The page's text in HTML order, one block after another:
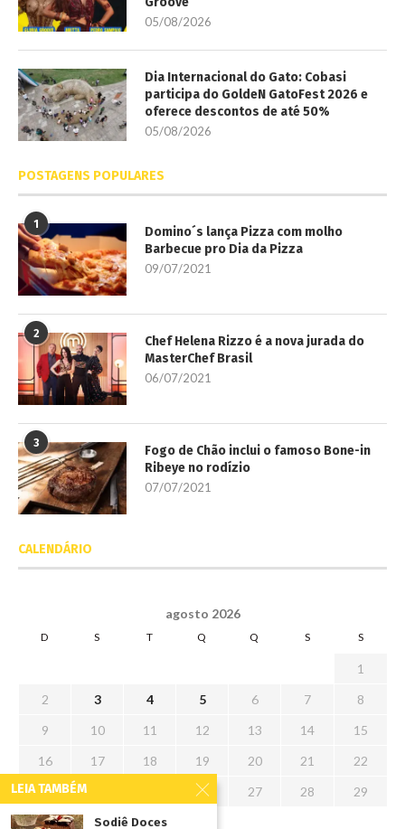
05/08/2026
Dia Internacional do Gato: Cobasi
participa do GoldeN GatoFest 2026 e
oferece descontos de até 50%
05/08/2026
POSTAGENS POPULARES
1
Domino´s lança Pizza com molho
Barbecue pro Dia da Pizza
09/07/2021
2
Chef Helena Rizzo é a nova jurada do
MasterChef Brasil
06/07/2021
3
Fogo de Chão inclui o famoso Bone-in
Ribeye no rodízio
07/07/2021
CALENDÁRIO
agosto 2026
D S T Q Q S S
1
2
3 4 5 6 7
8
9
10 11 12 13 14
15
16
17 18 19 20 21
22
23
26 27 28
29
30
31
LEIA TAMBÉM
Sodiê Doces